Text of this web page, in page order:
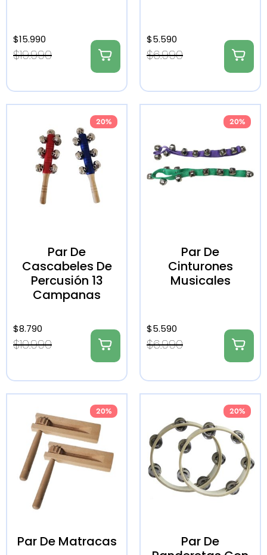
$19.990
$15.990
$6.990
$5.590
20%
Par De
Cascabeles De
Percusión 13
Campanas
$10.990
$8.790
20%
Par De
Cinturones
Musicales
$6.990
$5.590
20%
Par De Matracas
20%
Par De